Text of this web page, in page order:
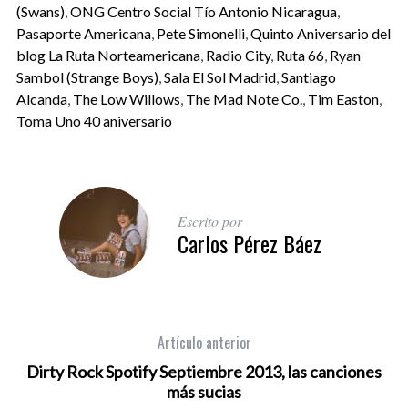
(Swans),ONG Centro Social Tío Antonio Nicaragua,
Pasaporte Americana, Pete Simonelli,Quinto Aniversario del
blog La Ruta Norteamericana, Radio City, Ruta 66, Ryan
Sambol (Strange Boys),Sala El Sol Madrid,Santiago
Alcanda, The Low Willows, The Mad Note Co., Tim Easton,
Toma Uno 40 aniversario
Escrito por
Carlos Pérez Báez
Artículo anterior
Dirty Rock Spotify Septiembre 2013, las canciones
más sucias